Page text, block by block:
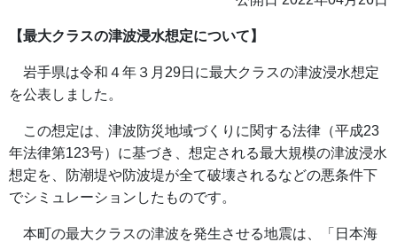
【最大クラスの津波浸水想定について】
岩手県は令和４年３月 29日に最大クラスの津波浸水想定
を公表しました。
この想定は、津波防災地域づくりに関する法律（平成23
年法律第123号）に基づき、 想定される最大規模の津波浸水
想定を、防潮堤や防波堤が全て破壊されるなどの悪条件下
でシミュレーションしたものです。
本町の最大クラスの津波を発生させる地震は、「日本海